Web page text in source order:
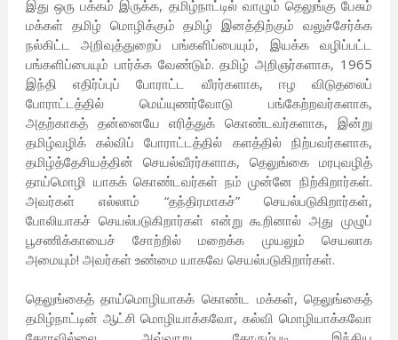
இது ஒரு பக்கம் இருக்க, தமிழ்நாட்டில் வாழும் தெலுங்கு பேசும்
மக்கள் தமிழ் மொழிக்கும் தமிழ் இனத்திற்கும் வலுச்சேர்க்க
நல்கிட்ட அறிவுத்துறைப் பங்களிப்பையும், இயக்க வழிப்பட்ட
பங்களிப்பையும் பார்க்க வேண்டும். தமிழ் அறிஞர்களாக, 1965
இந்தி எதிர்ப்புப் போராட்ட வீரர்களாக, ஈழ விடுதலைப்
போராட்டத்தில் மெய்யுணர்வோடு பங்கேற்றவர்களாக,
அதற்காகத் தன்னையே எரித்துக் கொண்டவர்களாக, இன்று
தமிழ்வழிக் கல்விப் போராட்டத்தில் களத்தில் நிற்பவர்களாக,
தமிழ்த்தேசியத்தின் செயல்வீரர்களாக, தெலுங்கை மரபுவழித்
தாய்மொழி யாகக் கொண்டவர்கள் நம் முன்னே நிற்கிறார்கள்.
அவர்கள் எல்லாம் “தந்திரமாகச்” செயல்படுகிறார்கள்,
போலியாகச் செயல்படுகிறார்கள் என்று கூறினால் அது முழுப்
பூசணிக்காயைச் சோற்றில் மறைக்க முயலும் செயலாக
அமையும்! அவர்கள் உண்மை யாகவே செயல்படுகிறார்கள்.
தெலுங்கைத் தாய்மொழியாகக் கொண்ட மக்கள், தெலுங்கைத்
தமிழ்நாட்டின் ஆட்சி மொழியாக்கவோ, கல்வி மொழியாக்கவோ